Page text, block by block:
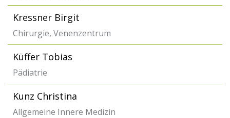
Kressner Birgit
Chirurgie, Venenzentrum
Küffer Tobias
Pädiatrie
Kunz Christina
Allgemeine Innere Medizin